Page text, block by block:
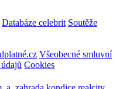
Databáze celebrit Soutěže
Všeobecné smluvní
Cookies